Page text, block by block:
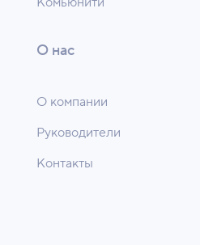
О нас
О компании
Руководители
Контакты